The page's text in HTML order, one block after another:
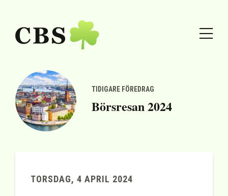
TIDIGARE FÖREDRAG
Börsresan 2024
TORSDAG, 4 APRIL 2024